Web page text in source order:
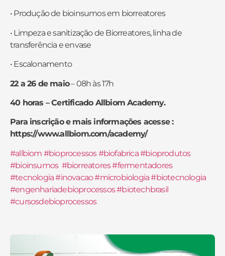
• Produção de bioinsumos em biorreatores
• Limpeza e sanitização de Biorreatores, linha de
transferência e envase
• Escalonamento
22 a 26 de maio–08h às 17h
40 horas – Certificado Allbiom Academy.
Para inscrição e mais informações acesse :
https://www.allbiom.com/academy/
#allbiom #bioprocessos#biofabrica#bioprodutos
#bioinsumos #biorreatores#fermentadores
#tecnologia#inovacao#microbiologia#biotecnologia
#engenhariadebioprocessos#biotechbrasil
#cursosdebioprocessos